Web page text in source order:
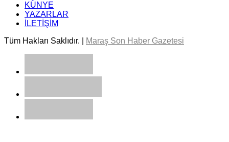
KÜNYE
YAZARLAR
İLETİŞİM
Tüm Hakları Saklıdır. |
Maraş Son Haber Gazetesi